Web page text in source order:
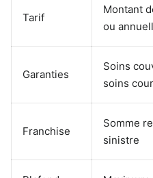
Tarif
Montant
ou
Garanties
Soins
soins
Franchise
Somme
sinistre